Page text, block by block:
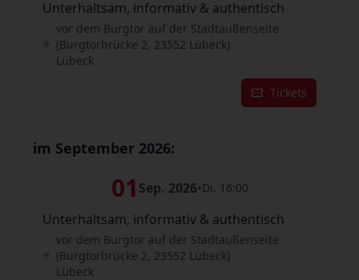
Unterhaltsam, informativ & authentisch
vor dem Burgtor auf der Stadtaußenseite
(Burgtorbrücke 2, 23552 Lübeck)
Lübeck
Tickets
im September 2026:
01 Sep. 2026•Di. 16:00
Unterhaltsam, informativ & authentisch
vor dem Burgtor auf der Stadtaußenseite
(Burgtorbrücke 2, 23552 Lübeck)
Lübeck